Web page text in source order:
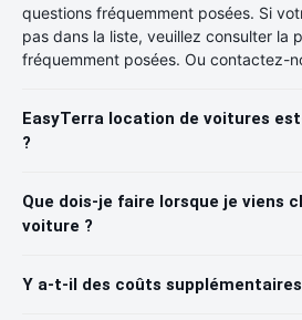
questions fréquemment posées. Si
pas dans la liste, veuillez consulter la
fréquemment posées. Ou contactez-
EasyTerra location de voitures
?
Que dois-je faire lorsque je viens
voiture ?
Y a-t-il des coûts